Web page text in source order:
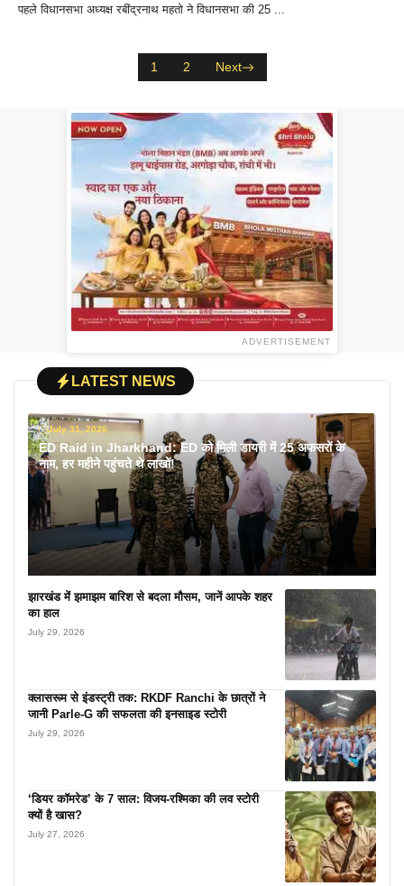
पहले विधानसभा अध्यक्ष रबींद्रनाथ महतो ने विधानसभा की 25 ...
1 2 Next
ADVERTISEMENT
LATEST NEWS
July 31, 2026
ED Raid in Jharkhand: ED को मिली डायरी में 25 अफसरों के
नाम, हर महीने पहुंचते थे लाखों!
झारखंड में झमाझम बारिश से बदला मौसम, जानें आपके शहर
का हाल
July 29, 2026
क्लासरूम से इंडस्ट्री तक: RKDF Ranchi के छात्रों ने
जानी Parle-G की सफलता की इनसाइड स्टोरी
July 29, 2026
‘डियर कॉमरेड’ के 7 साल: विजय-रश्मिका की लव स्टोरी
क्यों है खास?
July 27, 2026